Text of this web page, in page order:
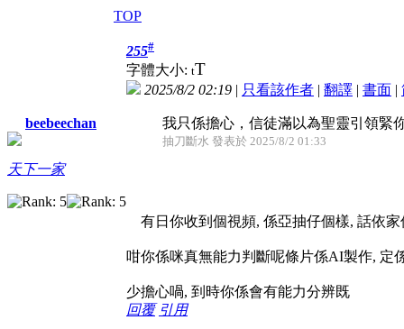
TOP
beebeechan
天下一家
255#
字體大小: tT
2025/8/2 02:19 | 只看該作者 | 翻譯 | 書面 |
我只係擔心，信徒滿以為聖靈引領緊
抽刀斷水 發表於 2025/8/2 01:33
有日你收到個視頻, 係亞抽仔個樣, 話依
咁你係咪真無能力判斷呢條片係AI製作, 定
少擔心喎, 到時你係會有能力分辨既
回覆 引用